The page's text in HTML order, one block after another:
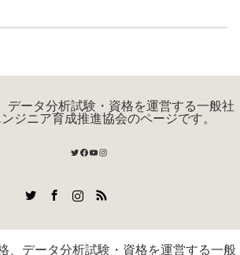
データ分析試験・資格を運営する一般社
ジニア育成推進協会のページです。
Twitter
Facebook
YouTube
Instagram
RSS
、データ分析試験・資格を運営する一般